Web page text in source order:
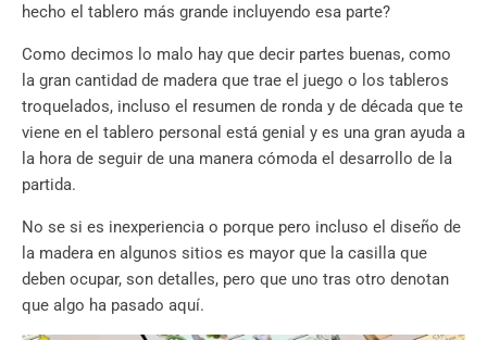
hecho el tablero más grande incluyendo esa parte?
Como decimos lo malo hay que decir partes buenas, como
la gran cantidad de madera que trae el juego o los tableros
troquelados, incluso el resumen de ronda y de década que te
viene en el tablero personal está genial y es una gran ayuda a
la hora de seguir de una manera cómoda el desarrollo de la
partida.
No se si es inexperiencia o porque pero incluso el diseño de
la madera en algunos sitios es mayor que la casilla que
deben ocupar, son detalles, pero que uno tras otro denotan
que algo ha pasado aquí.